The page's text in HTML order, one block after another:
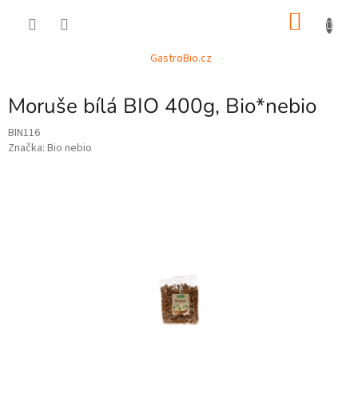
GastroBio.cz
Moruše bílá BIO 400g, Bio*nebio
BIN116
Značka: Bio nebio